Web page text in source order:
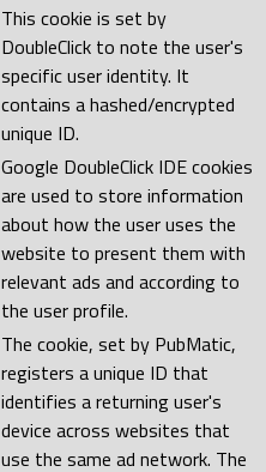
This cookie is set by
DoubleClick to note the user's
specific user identity. It
contains a hashed/encrypted
unique ID.
Google DoubleClick IDE cookies
are used to store information
about how the user uses the
website to present them with
relevant ads and according to
the user profile.
The cookie, set by PubMatic,
registers a unique ID that
identifies a returning user's
device across websites that
use the same ad network. The